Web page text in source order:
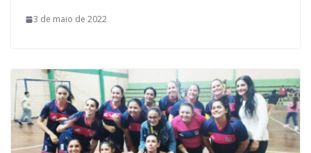
3 de maio de 2022